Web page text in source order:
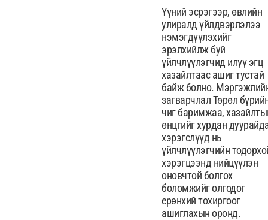
Үүний эсрэгээр, өвлийн
улиралд үйлдвэрлэлээ
нэмэгдүүлэхийг
эрэлхийлж буй
үйлчлүүлэгчид илүү эгц
хазайлтаас ашиг тустай
байж болно.
загварчлал Төрөл
чиг баримжаа,
өнцгийг хурдан
хэрэгслүүд нь
үйлчлүүлэгчийн
хэрэгцээнд нийцүүлэн
оновчтой болгох
боломжийг олгодог
ерөнхий тохиргоог
ашиглахын оронд.